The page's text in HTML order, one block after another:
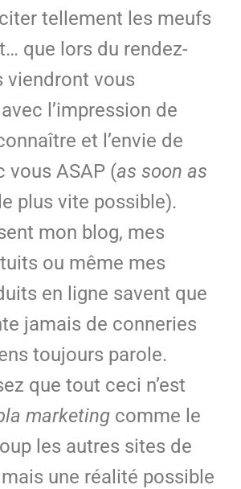
tellement les meufs
que lors du rendez-
viendront vous
l’impression de
et l’envie de
vous ASAP (as soon as
plus vite possible).
mon blog, mes
ou même mes
en ligne savent que
jamais de conneries
toujours parole.
que tout ceci n’est
marketingcomme le
les autres sites de
une réalité possible